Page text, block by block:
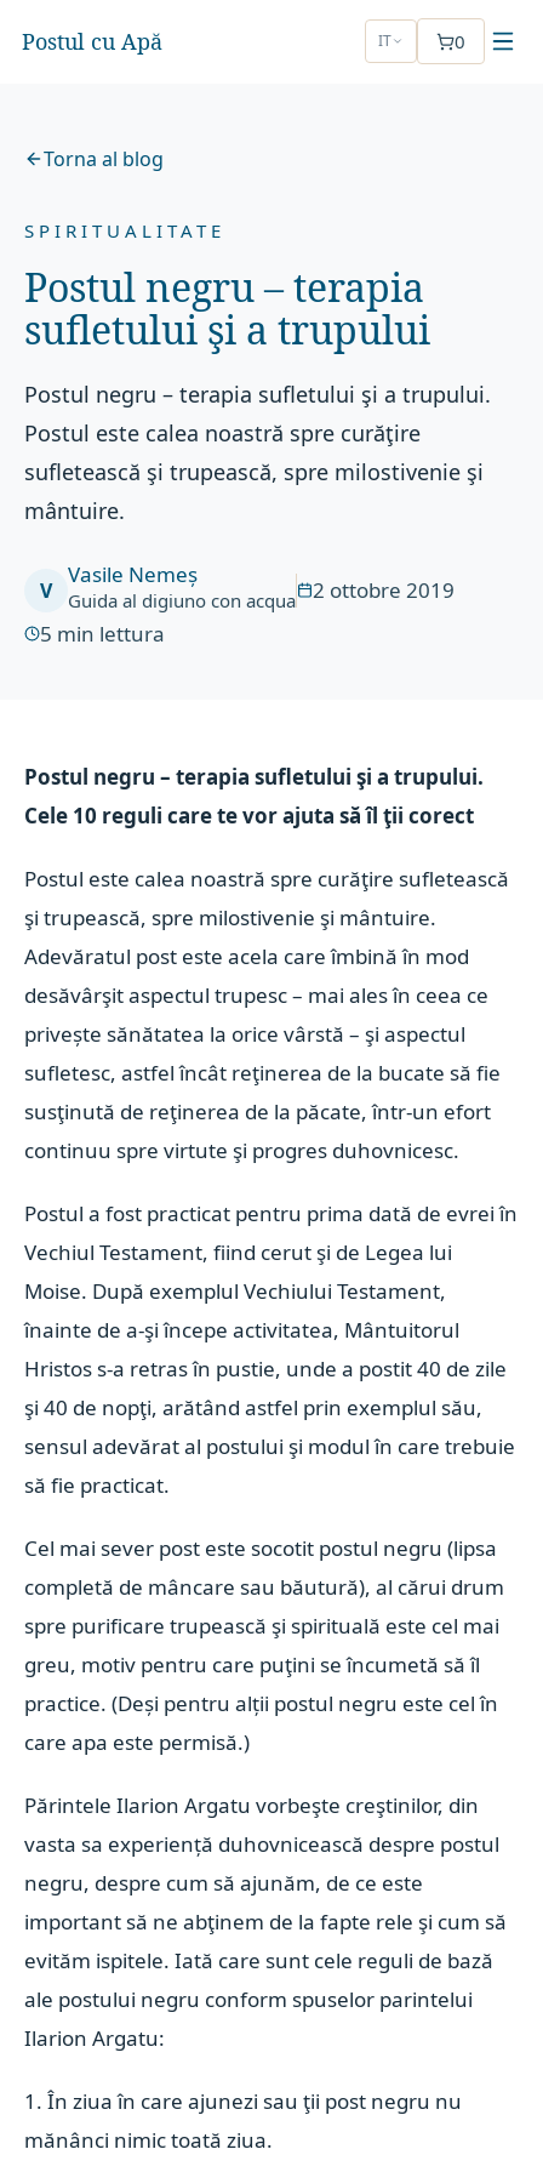
Postul cu Apă IT 0
Torna al blog
SPIRITUALITATE
Postul negru – terapia
sufletului şi a trupului
Postul negru – terapia sufletului şi a trupului.
Postul este calea noastră spre curăţire
sufletească şi trupească, spre milostivenie şi
mântuire.
V
Vasile Nemeș
Guida al digiuno con acqua
2 ottobre 2019
5 min lettura
Postul negru – terapia sufletului şi a trupului.
Cele 10 reguli care te vor ajuta să îl ţii corect
Postul este calea noastră spre curăţire sufletească
şi trupească, spre milostivenie şi mântuire.
Adevăratul post este acela care îmbină în mod
desăvârşit aspectul trupesc – mai ales în ceea ce
privește sănătatea la orice vârstă – şi aspectul
sufletesc, astfel încât reţinerea de la bucate să fie
susţinută de reţinerea de la păcate, într-un efort
continuu spre virtute şi progres duhovnicesc.
Postul a fost practicat pentru prima dată de evrei în
Vechiul Testament, fiind cerut şi de Legea lui
Moise. După exemplul Vechiului Testament,
înainte de a-şi începe activitatea, Mântuitorul
Hristos s-a retras în pustie, unde a postit 40 de zile
şi 40 de nopţi, arătând astfel prin exemplul său,
sensul adevărat al postului şi modul în care trebuie
să fie practicat.
Cel mai sever post este socotit postul negru (lipsa
completă de mâncare sau băutură), al cărui drum
spre purificare trupească şi spirituală este cel mai
greu, motiv pentru care puţini se încumetă să îl
practice. (Deși pentru alții postul negru este cel în
care apa este permisă.)
Părintele Ilarion Argatu vorbeşte creştinilor, din
vasta sa experiență duhovnicească despre postul
negru, despre cum să ajunăm, de ce este
important să ne abţinem de la fapte rele şi cum să
evităm ispitele. Iată care sunt cele reguli de bază
ale postului negru conform spuselor parintelui
Ilarion Argatu:
1. În ziua în care ajunezi sau ţii post negru nu
mănânci nimic toată ziua.